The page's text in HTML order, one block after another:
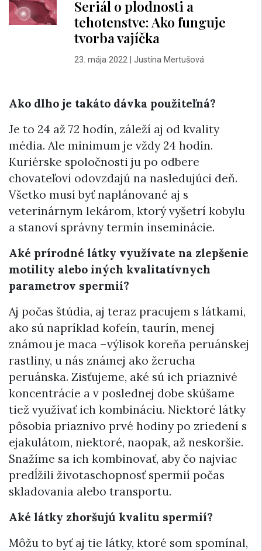
Seriál o plodnosti a
tehotenstve: Ako funguje
tvorba vajíčka
23. mája 2022| Justína Mertušová
Ako dlho je takáto dávka použiteľná?
Je to 24 až 72 hodín, záleží aj od kvality
média. Ale minimum je vždy 24 hodín.
Kuriérske spoločnosti ju po odbere
chovateľovi odovzdajú na nasledujúci deň.
Všetko musí byť naplánované aj s
veterinárnym lekárom, ktorý vyšetrí kobylu
a stanoví správny termín inseminácie.
Aké prírodné látky využívate na zlepšenie
motility alebo iných kvalitatívnych
parametrov spermií?
Aj počas štúdia, aj teraz pracujem s látkami,
ako sú napríklad kofeín, taurín, menej
známou je maca –výlisok koreňa peruánskej
rastliny, u nás známej ako žerucha
peruánska. Zisťujeme, aké sú ich priaznivé
koncentrácie a v poslednej dobe skúšame
tiež využívať ich kombináciu. Niektoré látky
pôsobia priaznivo prvé hodiny po zriedení s
ejakulátom, niektoré, naopak, až neskoršie.
Snažíme sa ich kombinovať, aby čo najviac
predĺžili životaschopnosť spermií počas
skladovania alebo transportu.
Aké látky zhoršujú kvalitu spermií?
Môžu to byť aj tie látky, ktoré som spomínal,